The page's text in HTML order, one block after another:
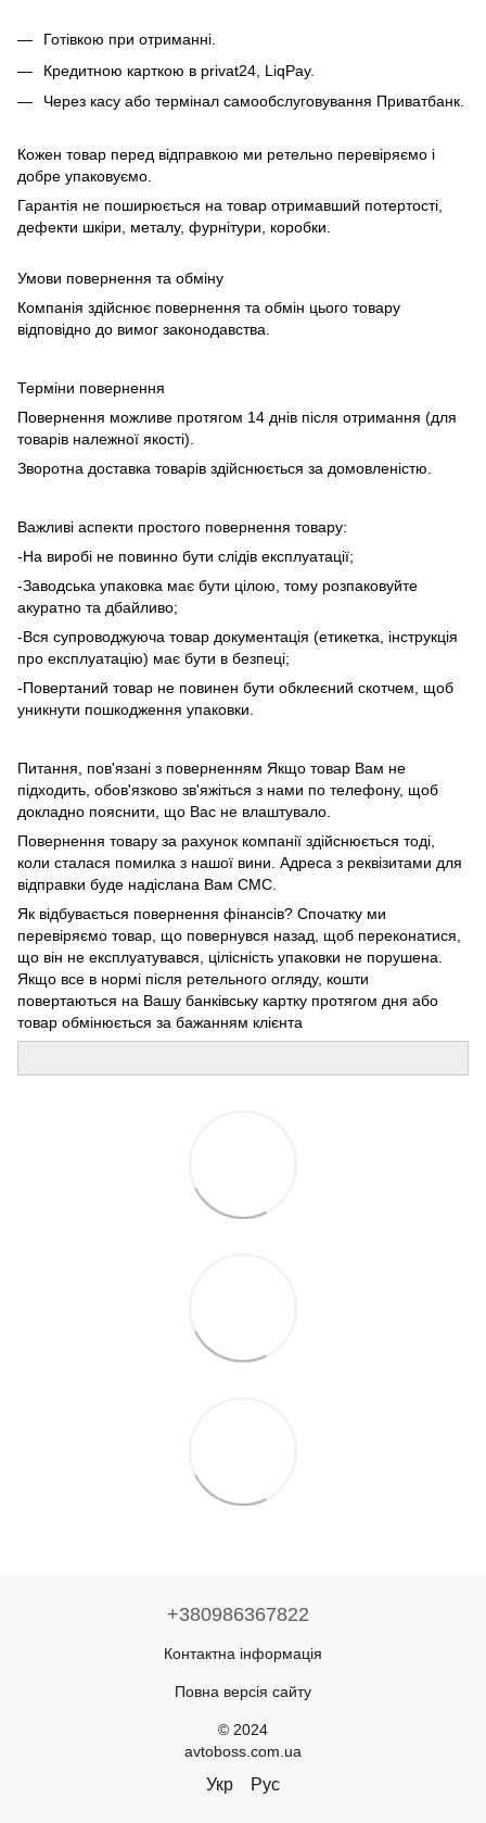
Готівкою при отриманні.
Кредитною карткою в privat24, LiqPay.
Через касу або термінал самообслуговування Приватбанк.
Кожен товар перед відправкою ми ретельно перевіряємо і
добре упаковуємо.
Гарантія не поширюється на товар отримавший потертості,
дефекти шкіри, металу, фурнітури, коробки.
Умови повернення та обміну
Компанія здійснює повернення та обмін цього товару
відповідно до вимог законодавства.
Терміни повернення
Повернення можливе протягом 14 днів після отримання (для
товарів належної якості).
Зворотна доставка товарів здійснюється за домовленістю.
Важливі аспекти простого повернення товару:
-На виробі не повинно бути слідів експлуатації;
-Заводська упаковка має бути цілою, тому розпаковуйте
акуратно та дбайливо;
-Вся супроводжуюча товар документація (етикетка, інструкція
про експлуатацію) має бути в безпеці;
-Повертаний товар не повинен бути обклеєний скотчем, щоб
уникнути пошкодження упаковки.
Питання, пов'язані з поверненням Якщо товар Вам не
підходить, обов'язково зв'яжіться з нами по телефону, щоб
докладно пояснити, що Вас не влаштувало.
Повернення товару за рахунок компанії здійснюється тоді,
коли сталася помилка з нашої вини. Адреса з реквізитами для
відправки буде надіслана Вам СМС.
Як відбувається повернення фінансів? Спочатку ми
перевіряємо товар, що повернувся назад, щоб переконатися,
що він не експлуатувався, цілісність упаковки не порушена.
Якщо все в нормі після ретельного огляду, кошти
повертаються на Вашу банківську картку протягом дня або
товар обмінюється за бажанням клієнта
+380986367822
Контактна інформація
Повна версія сайту
© 2024
avtoboss.com.ua
Укр Рус